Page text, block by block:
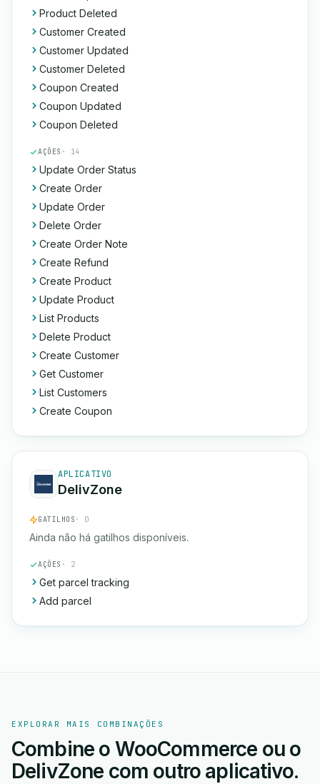
Product Deleted
Customer Created
Customer Updated
Customer Deleted
Coupon Created
Coupon Updated
Coupon Deleted
AÇÕES · 14
Update Order Status
Create Order
Update Order
Delete Order
Create Order Note
Create Refund
Create Product
Update Product
List Products
Delete Product
Create Customer
Get Customer
List Customers
Create Coupon
APLICATIVO
DelivZone
GATILHOS · 0
Ainda não há gatilhos disponíveis.
AÇÕES · 2
Get parcel tracking
Add parcel
EXPLORAR MAIS COMBINAÇÕES
Combine o WooCommerce ou o
DelivZone com outro aplicativo.